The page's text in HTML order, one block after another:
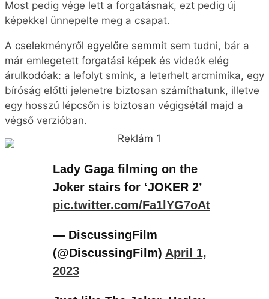
Joker stairs for ‘JOKER 2’
pic.twitter.com/Fa1lYG7oAt
— DiscussingFilm
(@DiscussingFilm)
April 1,
Just like The Joker, Harley
Quinn did a little dance on
the stairs ????
— Lady Gaga Now ????
(@ladygaganownet)